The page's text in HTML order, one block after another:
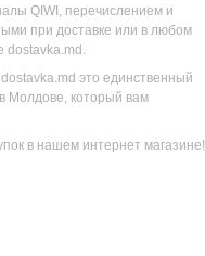
QIWI, перечислением и
при доставке или в любом
dostavka.md.
это единственный
Молдове, который вам
в нашем интернет магазине!